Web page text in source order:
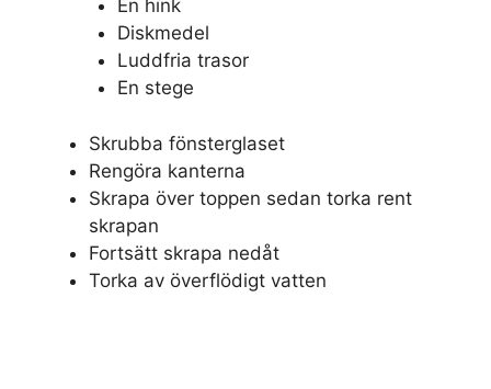
En hink
Diskmedel
Luddfria trasor
En stege
Skrubba fönsterglaset
Rengöra kanterna
Skrapa över toppen sedan torka rent
skrapan
Fortsätt skrapa nedåt
Torka av överflödigt vatten